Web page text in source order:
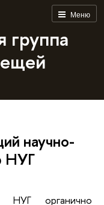
Меню
группа
научно-
НУГ
НУГ органично